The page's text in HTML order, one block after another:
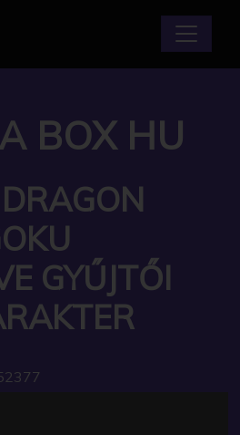
BOX HU
GYŰJTŐI